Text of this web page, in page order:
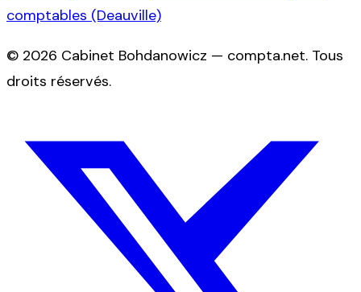
comptables (Deauville)
© 2026 Cabinet Bohdanowicz — compta.net. Tous
droits réservés.